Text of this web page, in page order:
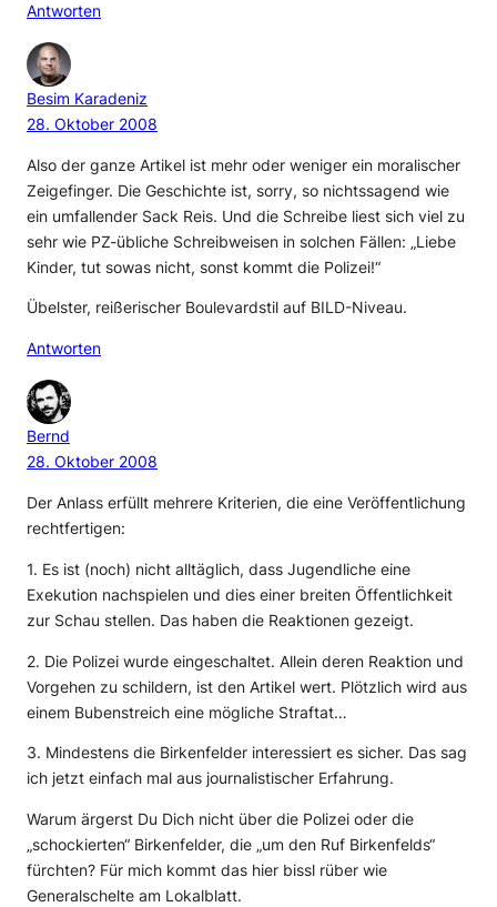
Antworten
Besim Karadeniz
28. Oktober 2008
Also der ganze Artikel ist mehr oder weniger ein moralischer
Zeigefinger. Die Geschichte ist, sorry, so nichtssagend wie
ein umfallender Sack Reis. Und die Schreibe liest sich viel zu
sehr wie PZ-übliche Schreibweisen in solchen Fällen: „Liebe
Kinder, tut sowas nicht, sonst kommt die Polizei!“
Übelster, reißerischer Boulevardstil auf BILD-Niveau.
Antworten
Bernd
28. Oktober 2008
Der Anlass erfüllt mehrere Kriterien, die eine Veröffentlichung
rechtfertigen:
1. Es ist (noch) nicht alltäglich, dass Jugendliche eine
Exekution nachspielen und dies einer breiten Öffentlichkeit
zur Schau stellen. Das haben die Reaktionen gezeigt.
2. Die Polizei wurde eingeschaltet. Allein deren Reaktion und
Vorgehen zu schildern, ist den Artikel wert. Plötzlich wird aus
einem Bubenstreich eine mögliche Straftat…
3. Mindestens die Birkenfelder interessiert es sicher. Das sag
ich jetzt einfach mal aus journalistischer Erfahrung.
Warum ärgerst Du Dich nicht über die Polizei oder die
„schockierten“ Birkenfelder, die „um den Ruf Birkenfelds“
fürchten? Für mich kommt das hier bissl rüber wie
Generalschelte am Lokalblatt.